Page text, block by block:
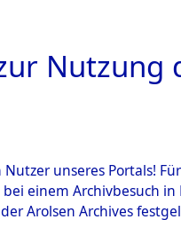
Nutzung
unseres Portals!
einem Archivbesuch
Arolsen Archives